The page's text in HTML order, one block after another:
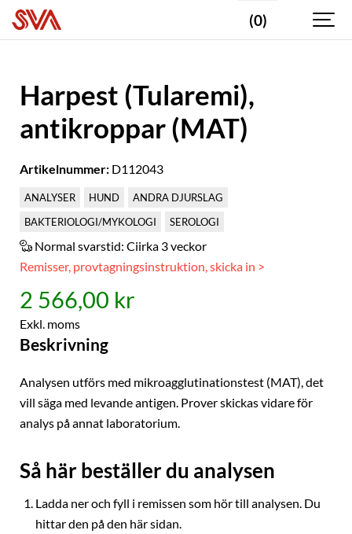
(0)
Harpest (Tularemi),
antikroppar (MAT)
Artikelnummer: D112043
ANALYSER HUND
ANDRA DJURSLAG
BAKTERIOLOGI/MYKOLOGI
SEROLOGI
Normal svarstid: Ciirka 3 veckor
Remisser, provtagningsinstruktion, skicka in >
2 566,00 kr
Exkl. moms
Beskrivning
Analysen utförs med mikroagglutinationstest (MAT), det
vill säga med levande antigen. Prover skickas vidare för
analys på annat laboratorium.
Så här beställer du analysen
Ladda ner och fyll i remissen som hör till analysen. Du
hittar den på den här sidan.